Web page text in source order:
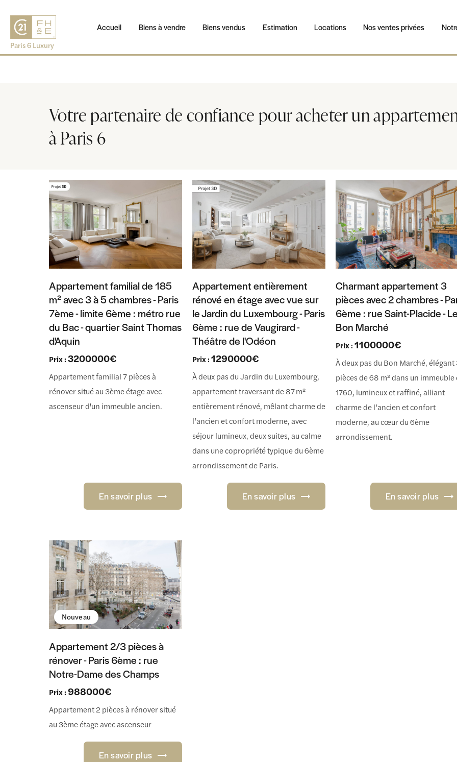
Accueil Biens à vendre Biens vendus Estimation Locations Nos ventes privées
Votre partenaire de confiance pour acheter un
à Paris 6
Appartement familial de 185
m² avec 3 à 5 chambres - Paris
7ème - limite 6ème : métro rue
du Bac - quartier Saint Thomas
d'Aquin
Prix :3200000€
Appartement familial 7 pièces à
rénover situé au 3ème étage avec
ascenseur d'un immeuble ancien.
En savoir plus
Appartement entièrement
rénové en étage avec vue sur
le Jardin du Luxembourg - Paris
6ème : rue de Vaugirard -
Théâtre de l'Odéon
Prix :1290000€
À deux pas du Jardin du Luxembourg,
appartement traversant de 87 m²
entièrement rénové, mêlant charme de
l’ancien et confort moderne, avec
séjour lumineux, deux suites, au calme
dans une copropriété typique du 6ème
arrondissement de Paris.
En savoir plus
Charmant appartement 3
pièces avec 2 chambres -
6ème : rue Saint-Placide - Le
Bon Marché
Prix :1100000€
À deux pas du Bon Marché, élégant
pièces de 68 m² dans un immeuble
1760, lumineux et raffiné, alliant
charme de l’ancien et confort
moderne, au cœur du 6ème
arrondissement.
En savoir plus
Nouveau
Appartement 2/3 pièces à
rénover - Paris 6ème : rue
Notre-Dame des Champs
Prix :988000€
Appartement 2 pièces à rénover situé
au 3ème étage avec ascenseur
En savoir plus